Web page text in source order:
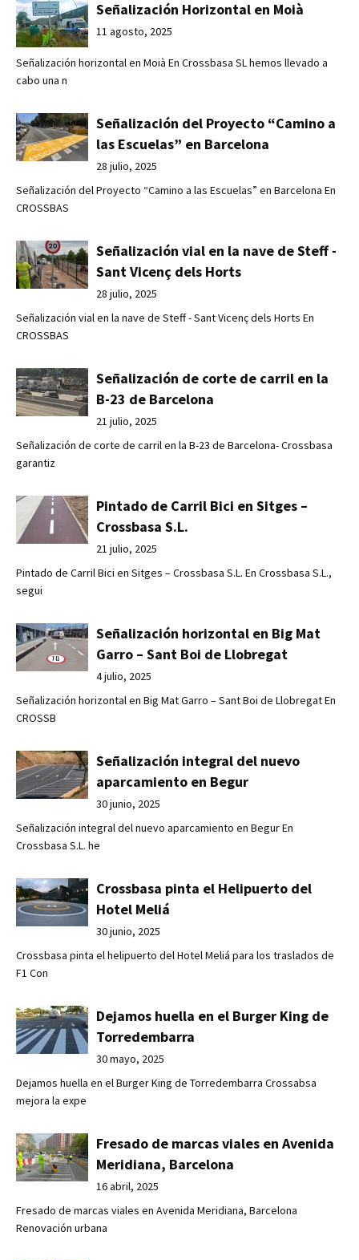
Señalización Horizontal en Moià
11 agosto, 2025
Señalización horizontal en Moià En Crossbasa SL hemos llevado a
cabo una n
Señalización del Proyecto “Camino a
las Escuelas” en Barcelona
28 julio, 2025
Señalización del Proyecto “Camino a las Escuelas” en Barcelona En
CROSSBAS
Señalización vial en la nave de Steff -
Sant Vicenç dels Horts
28 julio, 2025
Señalización vial en la nave de Steff - Sant Vicenç dels Horts En
CROSSBAS
Señalización de corte de carril en la
B-23 de Barcelona
21 julio, 2025
Señalización de corte de carril en la B-23 de Barcelona- Crossbasa
garantiz
Pintado de Carril Bici en Sitges –
Crossbasa S.L.
21 julio, 2025
Pintado de Carril Bici en Sitges – Crossbasa S.L. En Crossbasa S.L.,
segui
Señalización horizontal en Big Mat
Garro – Sant Boi de Llobregat
4 julio, 2025
Señalización horizontal en Big Mat Garro – Sant Boi de Llobregat En
CROSSB
Señalización integral del nuevo
aparcamiento en Begur
30 junio, 2025
Señalización integral del nuevo aparcamiento en Begur En
Crossbasa S.L. he
Crossbasa pinta el Helipuerto del
Hotel Meliá
30 junio, 2025
Crossbasa pinta el helipuerto del Hotel Meliá para los traslados de
F1 Con
Dejamos huella en el Burger King de
Torredembarra
30 mayo, 2025
Dejamos huella en el Burger King de Torredembarra Crossabsa
mejora la expe
Fresado de marcas viales en Avenida
Meridiana, Barcelona
16 abril, 2025
Fresado de marcas viales en Avenida Meridiana, Barcelona
Renovación urbana